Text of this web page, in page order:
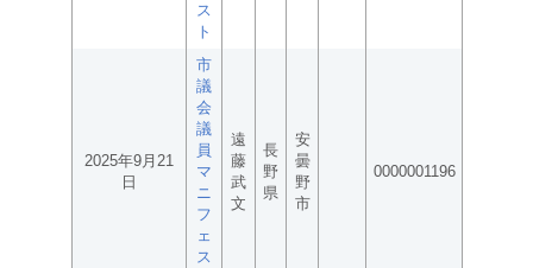
ス
ト
2025年9月21
日
市
議
会
議
員
マ
ニ
フ
ェ
ス
遠
藤
武
文
長
野
県
安
曇
野
市
0000001196